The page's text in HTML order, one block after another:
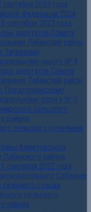
2024 года
Федерации 2024
сентября 2023 года
депутатов Совета
Лабинский район
Западному
округу № 4
депутатов Совета
Лабинский район
Предгорненскому
округу № 5
сельского
района
сельского поселения
Ахметовского
района
сентября 2022 года
Собрания
седьмого созыва
сельского
района